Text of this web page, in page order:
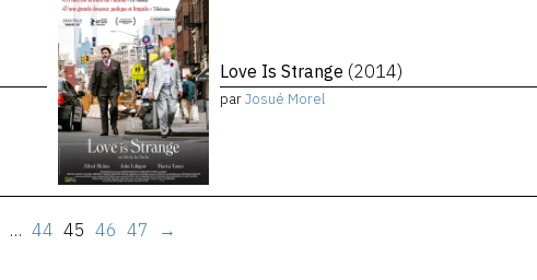
Love Is Strange (2014)
parJosué Morel
… 44 45 46 47 →